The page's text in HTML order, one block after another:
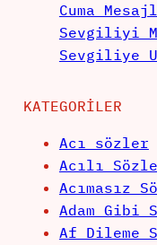
Cuma
Sevgiliyi
Sevgiliye
KATEGORILER
Acı sözler
Acılı
Acımasız
Adam Gibi
Af Dileme